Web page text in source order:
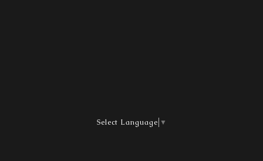
Select Language ▼